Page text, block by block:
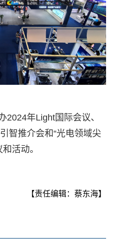
2024年Light国际会议、
智推介会和“光电领域尖
活动。
【责任编辑：蔡东海】